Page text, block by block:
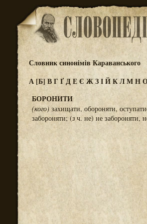
Словник синонімів Караванського
А [Б] ВГ ҐДЕЄ ЖЗІЙКЛМН
БОРОНИТИ
(кого) захищати, обороняти,
забороняти; (зч. не) не забороняти,